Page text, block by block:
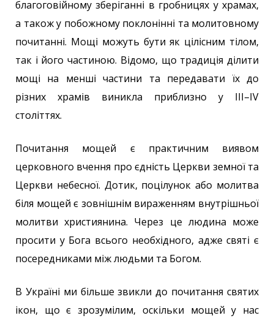
благоговійному зберіганні в гробницях у храмах,
а також у побожному поклонінні та молитовному
почитанні. Мощі можуть бути як цілісним тілом,
так і його частиною. Відомо, що традиція ділити
мощі на менші частини та передавати їх до
різних храмів виникла приблизно у III–IV
століттях.
Почитання мощей є практичним виявом
церковного вчення про єдність Церкви земної та
Церкви небесної. Дотик, поцілунок або молитва
біля мощей є зовнішнім вираженням внутрішньої
молитви християнина. Через це людина може
просити у Бога всього необхідного, адже святі є
посередниками між людьми та Богом.
В Україні ми більше звикли до почитання святих
ікон, що є зрозумілим, оскільки мощей у нас